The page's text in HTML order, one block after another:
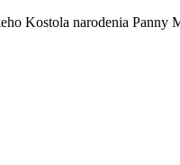
Kostola narodenia Panny